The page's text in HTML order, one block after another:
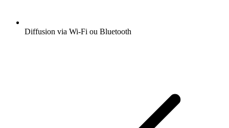
Diffusion via Wi-Fi ou Bluetooth